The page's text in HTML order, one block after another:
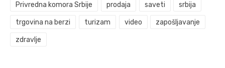
Privredna komora Srbije prodaja saveti srbija
trgovina na berzi turizam video zapošljavanje
zdravlje